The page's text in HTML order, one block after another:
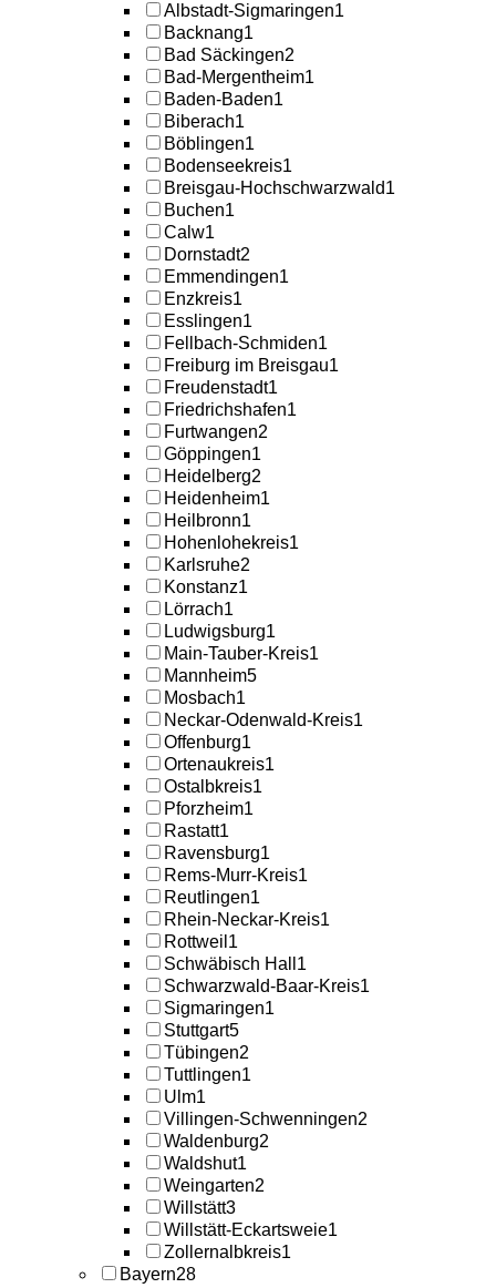
Albstadt-Sigmaringen1
Backnang1
Bad Säckingen2
Bad-Mergentheim1
Baden-Baden1
Biberach1
Böblingen1
Bodenseekreis1
Breisgau-Hochschwarzwald1
Buchen1
Calw1
Dornstadt2
Emmendingen1
Enzkreis1
Esslingen1
Fellbach-Schmiden1
Freiburg im Breisgau1
Freudenstadt1
Friedrichshafen1
Furtwangen2
Göppingen1
Heidelberg2
Heidenheim1
Heilbronn1
Hohenlohekreis1
Karlsruhe2
Konstanz1
Lörrach1
Ludwigsburg1
Main-Tauber-Kreis1
Mannheim5
Mosbach1
Neckar-Odenwald-Kreis1
Offenburg1
Ortenaukreis1
Ostalbkreis1
Pforzheim1
Rastatt1
Ravensburg1
Rems-Murr-Kreis1
Reutlingen1
Rhein-Neckar-Kreis1
Rottweil 1
Schwäbisch Hall 1
Schwarzwald-Baar-Kreis1
Sigmaringen1
Stuttgart5
Tübingen2
Tuttlingen1
Ulm1
Villingen-Schwenningen2
Waldenburg2
Waldshut1
Weingarten2
Willstätt3
Willstätt-Eckartsweie1
Zollernalbkreis1
Bayern28